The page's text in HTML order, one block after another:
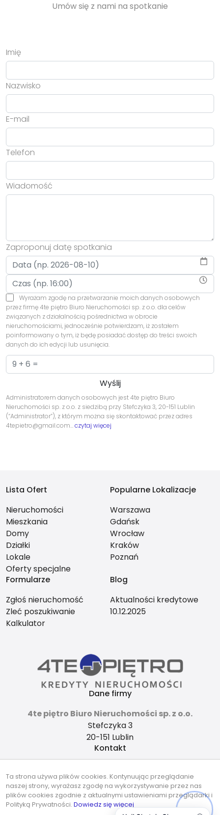
Umów się z nami na spotkanie
Imię
Nazwisko
E-mail
Telefon
Wiadomość
Zaproponuj datę spotkania
Wyrażam zgodę na przetwarzanie moich danych osobowych
przez firmę 4te piętro Biuro Nieruchomości sp. z o.o. dla celów
związanych z działalnością pośrednictwa w obrocie
nieruchomościami, jednocześnie potwierdzam, iż zostałem
poinformowany o tym, iż będę posiadać dostęp do treści swoich
danych do ich edycji lub usunięcia.
Administratorem danych osobowych jest 4te piętro Biuro
Nieruchomości sp. z o.o. z siedzibą przy Stefczyka 3, 20-151 Lublin
(“Administrator”), z którym można się skontaktować przez adres
4tepietro@gmail.com…czytaj więcej
Lista Ofert
Nieruchomości
Mieszkania
Domy
Działki
Lokale
Oferty specjalne
Popularne Lokalizacje
Warszawa
Gdańsk
Wrocław
Kraków
Poznań
Formularze
Zgłoś nieruchomość
Zleć poszukiwanie
Kalkulator
Blog
Aktualności kredytowe
10.12.2025
Dane firmy
4te piętro Biuro Nieruchomości sp. z o.o.
Stefczyka 3
20-151 Lublin
Kontakt
737-490-490
Znajdziesz nas tu
Ta strona używa plików cookies. Kontynuując przeglądanie
naszej strony, wyrażasz zgodę na wykorzystywanie przez nas
plików cookies zgodnie z aktualnymi ustawieniami przeglądarki i
Polityką Prywatności. Dowiedz się więcej